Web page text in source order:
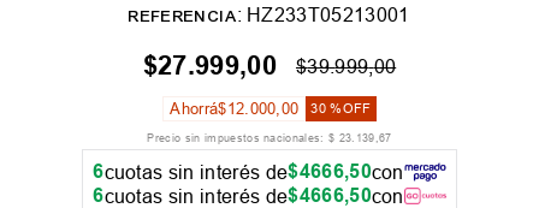
REFERENCIA: HZ233T05213001
$27.999,00 $39.999,00
Ahorrá$12.000,00 30 %OFF
Precio sin impuestos nacionales: $ 23. 139,67
6cuotas sin interés de$4666,50con
6cuotas sin interés de$4666,50con